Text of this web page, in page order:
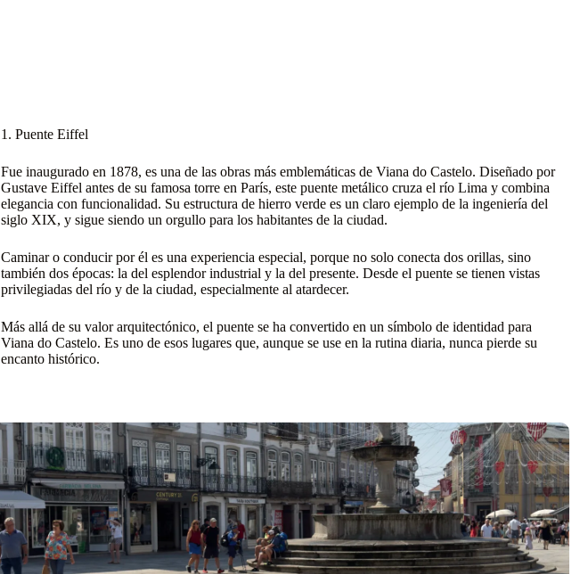
1. Puente Eiffel
Fue inaugurado en 1878, es una de las obras más emblemáticas de Viana do Castelo. Diseñado por
Gustave Eiffel antes de su famosa torre en París, este puente metálico cruza el río Lima y combina
elegancia con funcionalidad. Su estructura de hierro verde es un claro ejemplo de la ingeniería del
siglo XIX, y sigue siendo un orgullo para los habitantes de la ciudad.
Caminar o conducir por él es una experiencia especial, porque no solo conecta dos orillas, sino
también dos épocas: la del esplendor industrial y la del presente. Desde el puente se tienen vistas
privilegiadas del río y de la ciudad, especialmente al atardecer.
Más allá de su valor arquitectónico, el puente se ha convertido en un símbolo de identidad para
Viana do Castelo. Es uno de esos lugares que, aunque se use en la rutina diaria, nunca pierde su
encanto histórico.